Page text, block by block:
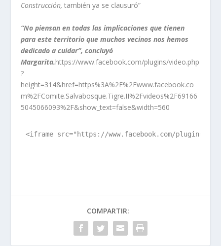
Construcción, también ya se clausuró”
“No piensan en todas las implicaciones que tienen
para este territorio que muchos vecinos nos hemos
dedicado a cuidar”, concluyó
Margarita.https://www.facebook.com/plugins/video.php
?
height=314&href=https%3A%2F%2Fwww.facebook.co
m%2FComite.Salvabosque.Tigre.II%2Fvideos%2F69166
5045066093%2F&show_text=false&width=560
<iframe src="https://www.facebook.com/plugins/
COMPARTIR: